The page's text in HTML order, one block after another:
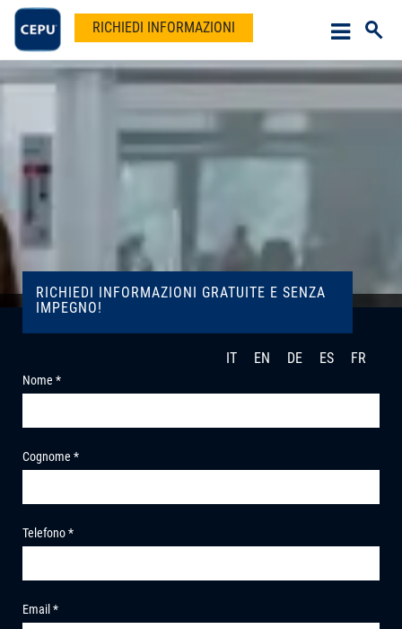
RICHIEDI INFORMAZIONI
RICHIEDI INFORMAZIONI GRATUITE E SENZA
IMPEGNO!
IT EN DE ES FR
Nome *
Cognome *
Telefono *
Email *